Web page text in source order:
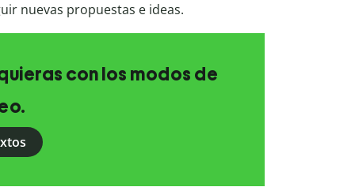
nuevas propuestas e ideas.
con los modos de